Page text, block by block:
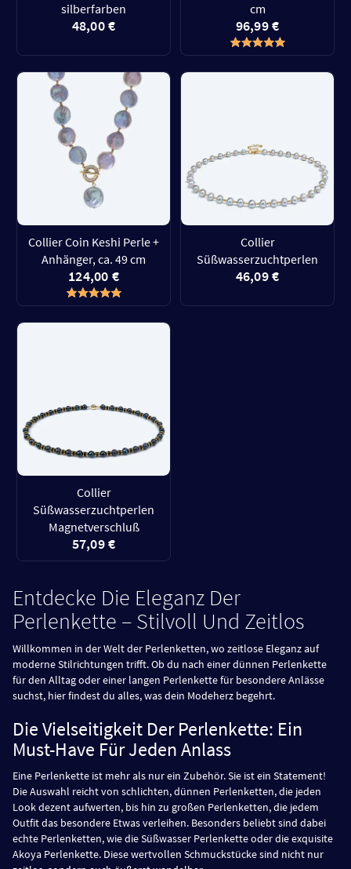
silberfarben
48,00 €
cm
96,99 €
Collier Coin Keshi Perle +
Anhänger, ca. 49 cm
124,00 €
Collier
Süßwasserzuchtperlen
46,09 €
Collier
Süßwasserzuchtperlen
Magnetverschluß
57,09 €
Entdecke Die Eleganz Der
Perlenkette – Stilvoll Und Zeitlos
Willkommen in der Welt der Perlenketten, wo zeitlose Eleganz auf
moderne Stilrichtungen trifft. Ob du nach einer dünnen Perlenkette
für den Alltag oder einer langen Perlenkette für besondere Anlässe
suchst, hier findest du alles, was dein Modeherz begehrt.
Die Vielseitigkeit Der Perlenkette: Ein
Must-Have Für Jeden Anlass
Eine Perlenkette ist mehr als nur ein Zubehör. Sie ist ein Statement!
Die Auswahl reicht von schlichten, dünnen Perlenketten, die jeden
Look dezent aufwerten, bis hin zu großen Perlenketten, die jedem
Outfit das besondere Etwas verleihen. Besonders beliebt sind dabei
echte Perlenketten, wie die Süßwasser Perlenkette oder die exquisite
Akoya Perlenkette. Diese wertvollen Schmuckstücke sind nicht nur